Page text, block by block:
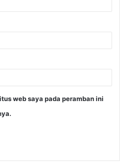
web saya pada peramban ini